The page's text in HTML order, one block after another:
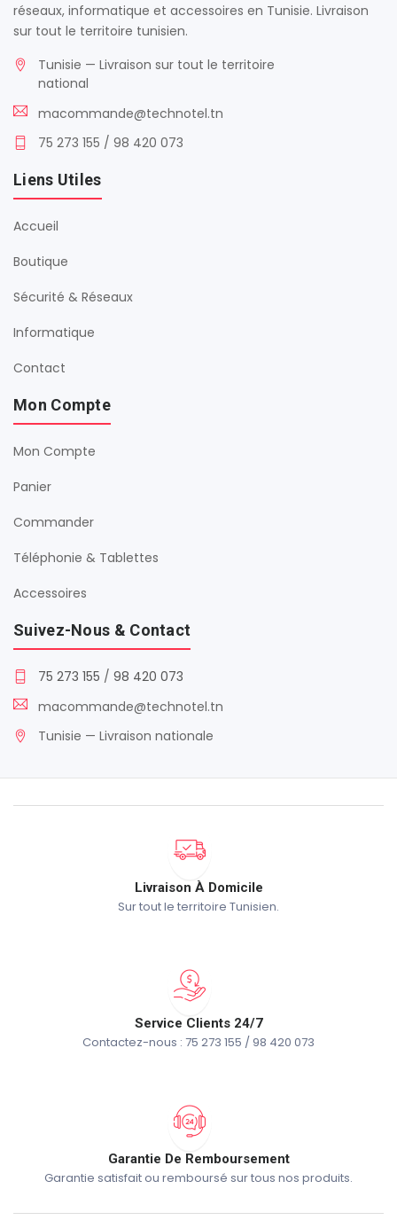
réseaux, informatique et accessoires en Tunisie. Livraison
sur tout le territoire tunisien.
Tunisie — Livraison sur tout le territoire
national
macommande@technotel.tn
75 273 155 / 98 420 073
Liens Utiles
Accueil
Boutique
Sécurité & Réseaux
Informatique
Contact
Mon Compte
Mon Compte
Panier
Commander
Téléphonie & Tablettes
Accessoires
Suivez-Nous & Contact
75 273 155 / 98 420 073
macommande@technotel.tn
Tunisie — Livraison nationale
Livraison À Domicile
Sur tout le territoire Tunisien.
Service Clients 24/7
Contactez-nous : 75 273 155 / 98 420 073
Garantie De Remboursement
Garantie satisfait ou remboursé sur tous nos produits.